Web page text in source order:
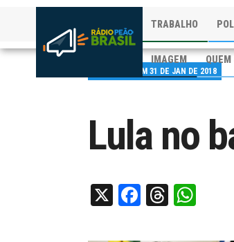
TRABALHO
IMAGEM QUEM
PUBLICADO EM 31 DE JAN DE 2018
Lula no
X Facebook
Threads